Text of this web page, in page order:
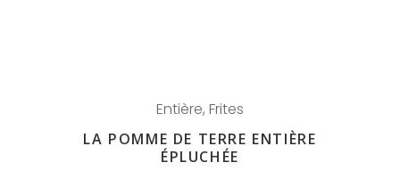
Entière, Frites
LA POMME DE TERRE ENTIÈRE
ÉPLUCHÉE